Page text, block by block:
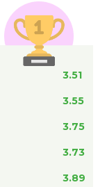
3.51
3.55
3.75
3.73
3.89